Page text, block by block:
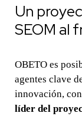
Un
SEOM al
OBETO es
agentes clave
innovación,
líder del